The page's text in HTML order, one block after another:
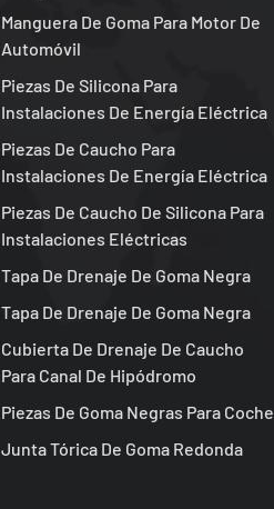
Manguera De Goma Para Motor De
Automóvil
Piezas De Silicona Para
Instalaciones De Energía Eléctrica
Piezas De Caucho Para
Instalaciones De Energía Eléctrica
Piezas De Caucho De Silicona Para
Instalaciones Eléctricas
Tapa De Drenaje De Goma Negra
Tapa De Drenaje De Goma Negra
Cubierta De Drenaje De Caucho
Para Canal De Hipódromo
Piezas De Goma Negras Para Coche
Junta Tórica De Goma Redonda